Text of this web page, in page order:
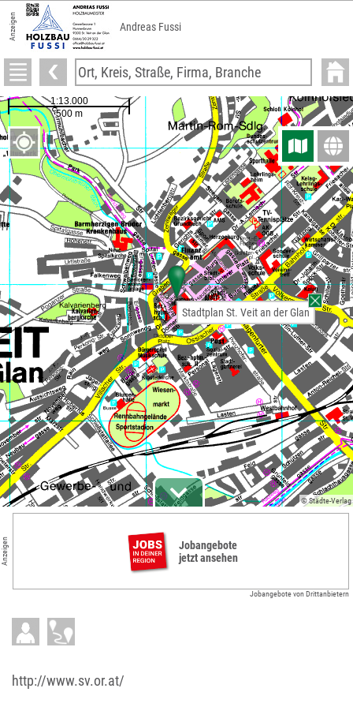
Anzeigen Andreas Fussi
© Städte-Verlag
Stadtplan St. Veit an der Glan
Anzeigen
Jobangebote
jetzt ansehen
Jobangebote von Drittanbietern
http://www.sv.or.at/